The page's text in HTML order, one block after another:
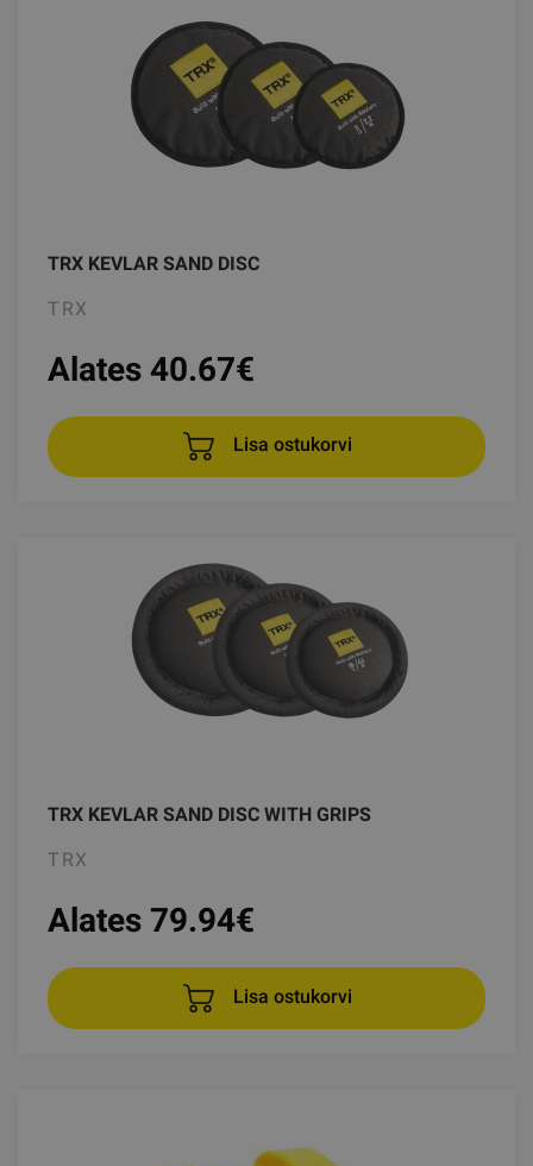
TRX KEVLAR SAND DISC
TRX
Alates 40.67€
Lisa ostukorvi
TRX KEVLAR SAND DISC WITH GRIPS
TRX
Alates 79.94€
Lisa ostukorvi